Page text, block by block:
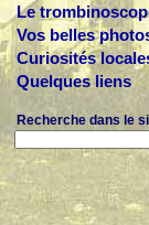
Le
Vos belles
Curiosités
Quelques liens
Recherche dans le